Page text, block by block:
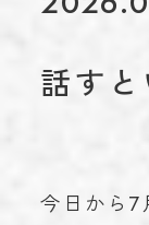
診療につ
脳神経外
脳ドック
話すと
今日から7